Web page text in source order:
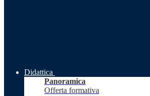
Didattica
Panoramica
Offerta formativa